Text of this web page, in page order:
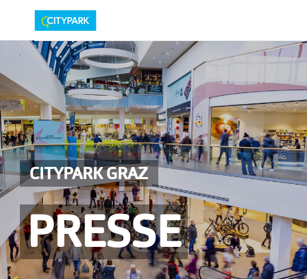
CITYPARK GRAZ
PRESSE
PRESSEAUSSENDUNGEN
MEDIAGALERIE
Fotos
Personen
Center
Service
Logos
Pressemappe